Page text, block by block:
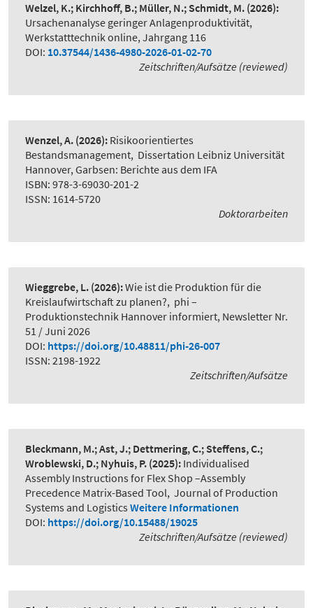
Welzel, K.; Kirchhoff, B.; Müller, N.; Schmidt, M. (2026):
Ursachenanalyse geringer Anlagenproduktivität,
Werkstatttechnik online, Jahrgang 116
DOI: 10.37544/1436-4980-2026-01-02-70
Zeitschriften/Aufsätze (reviewed)
Wenzel, A. (2026): Risikoorientiertes
Bestandsmanagement, Dissertation Leibniz Universität
Hannover, Garbsen: Berichte aus dem IFA
ISBN: 978-3-69030-201-2
ISSN: 1614-5720
Doktorarbeiten
Wieggrebe, L. (2026):Wie ist die Produktion für die
Kreislaufwirtschaft zu planen?, phi –
Produktionstechnik Hannover informiert, Newsletter Nr.
51 / Juni 2026
DOI: https://doi.org/10.48811/phi-26-007
ISSN: 2198-1922
Zeitschriften/Aufsätze
Bleckmann, M.; Ast, J.; Dettmering, C.; Steffens, C.;
Wroblewski, D.; Nyhuis, P. (2025): Individualised
Assembly Instructions for Flex Shop –Assembly
Precedence Matrix-Based Tool, Journal of Production
Systems and Logistics Weitere Informationen
DOI: https://doi.org/10.15488/19025
Zeitschriften/Aufsätze (reviewed)